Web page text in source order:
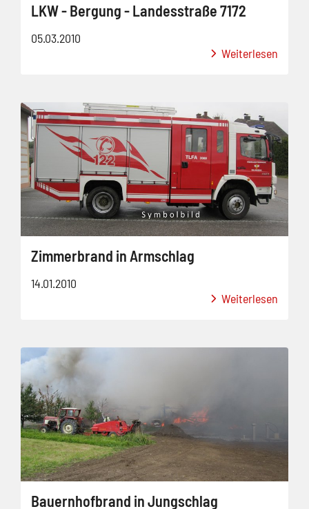
LKW - Bergung - Landesstraße 7172
05.03.2010
Weiterlesen
Zimmerbrand in Armschlag
14.01.2010
Weiterlesen
Bauernhofbrand in Jungschlag